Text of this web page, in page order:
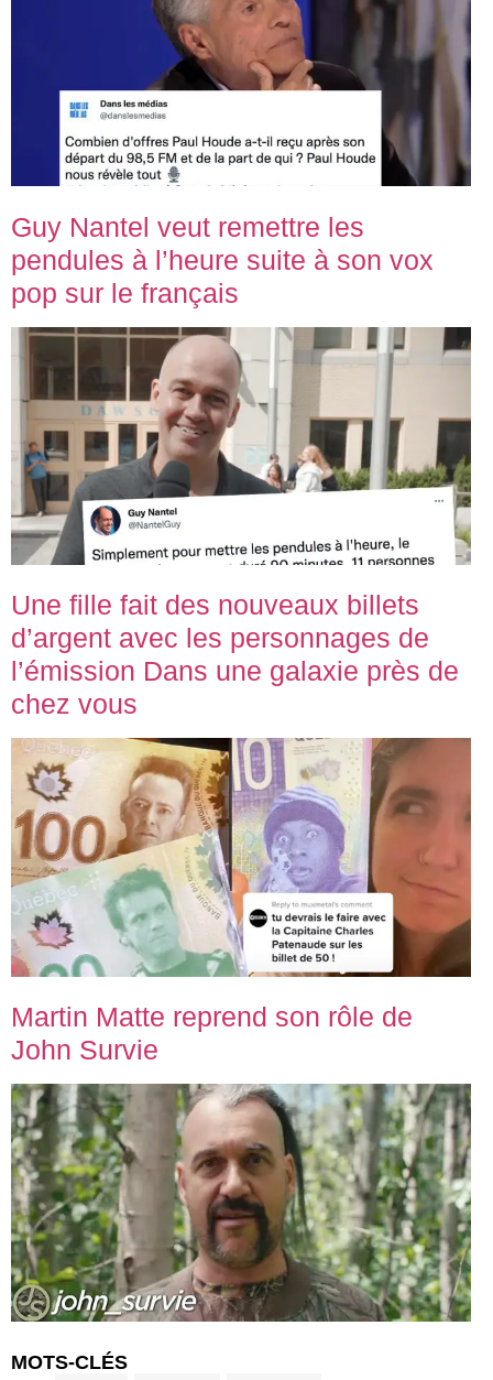
Guy Nantel veut remettre les
pendules à l’heure suite à son vox
pop sur le français
Une fille fait des nouveaux billets
d’argent avec les personnages de
l’émission Dans une galaxie près de
chez vous
Martin Matte reprend son rôle de
John Survie
MOTS-CLÉS